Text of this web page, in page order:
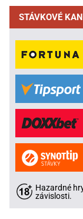
STÁVKOVÉ
Hazardné
závislosti.